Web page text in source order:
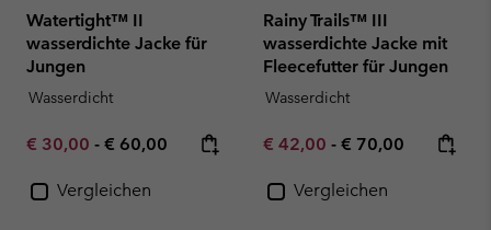
Watertight™ II
wasserdichte Jacke für
Jungen
Wasserdicht
Minimum sale price:
€ 30,00 - Maximum price:
€ 60,00
Vergleichen
Rainy Trails™ III
wasserdichte Jacke mit
Fleecefutter für Jungen
Wasserdicht
Minimum sale price:
€ 42,00 - Maximum price:
€ 70,00
Vergleichen